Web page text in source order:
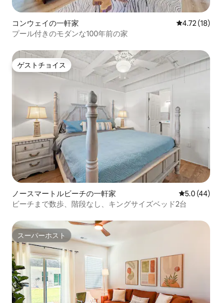
コンウェイの一軒家 レビュー18
4.72 (18)
プール付きのモダンな100年前の家
ゲストチョイス
ゲストチョイス
ノースマートルビーチの一軒家 レビュー44
5.0 (44)
ビーチまで数歩、階段なし、キングサイズベッド2台
スーパーホスト
スーパーホスト